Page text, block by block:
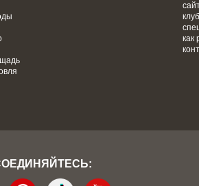
клуб
как